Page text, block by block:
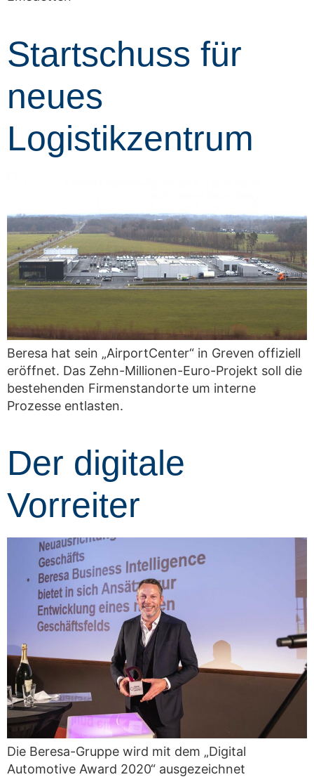
Startschuss für
neues
Logistikzentrum
Beresa hat sein „AirportCenter“ in Greven offiziell
eröffnet. Das Zehn-Millionen-Euro-Projekt soll die
bestehenden Firmenstandorte um interne
Prozesse entlasten.
Der digitale
Vorreiter
Die Beresa-Gruppe wird mit dem „Digital
Automotive Award 2020“ ausgezeichnet